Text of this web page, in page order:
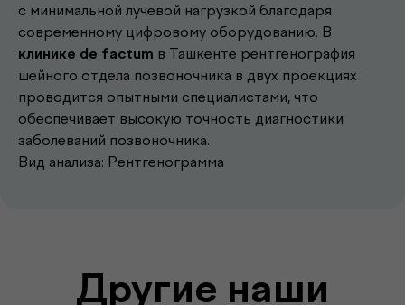
с минимальной лучевой нагрузкой благодаря
современному цифровому оборудованию. В
клинике de factum в Ташкенте рентгенография
шейного отдела позвоночника в двух проекциях
проводится опытными специалистами, что
обеспечивает высокую точность диагностики
заболеваний позвоночника.
Вид анализа: Рентгенограмма
Другие наши
.услуги
Записаться к врачу
Выберите удобное время и получите